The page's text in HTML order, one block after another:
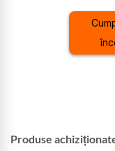
Produse